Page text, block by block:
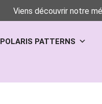
Viens découvrir notre
POLARIS PATTERNS